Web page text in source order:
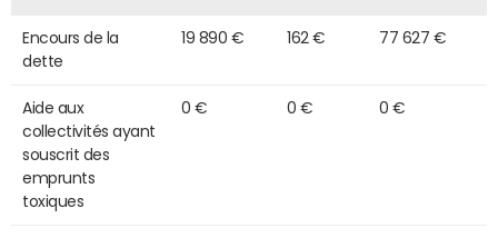
Encours de la
dette
19 890 € 162 € 77 627 €
Aide aux
collectivités ayant
souscrit des
emprunts
toxiques
0 € 0 € 0 €